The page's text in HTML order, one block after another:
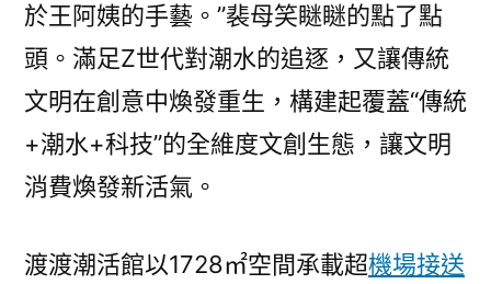
於王阿姨的手藝。”裴母笑瞇瞇的點了點
頭。滿足Z世代對潮水的追逐，又讓傳統
文明在創意中煥發重生，構建起覆蓋“傳統
+潮水+科技”的全維度文創生態，讓文明
消費煥發新活氣。
渡渡潮活館以1728㎡空間承載超機場接送